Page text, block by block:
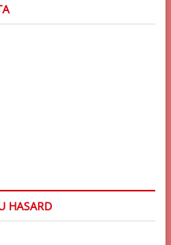
HASARD